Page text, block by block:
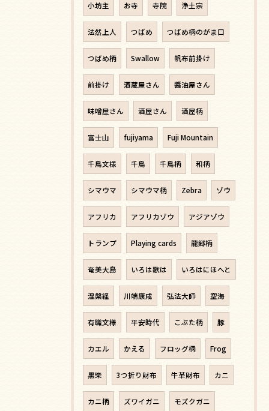
小坊主 お寺 寺院 浄土宗
法然上人 つばめ つばめ柄のがま口
つばめ柄 Swallow 帆布前掛け
前掛け 酒蔵屋さん 醬油屋さん
味噌屋さん 酒屋さん 酒屋柄
富士山 fujiyama Fuji Mountain
千鳥文様 千鳥 千鳥柄 和柄
シマウマ シマウマ柄 Zebra ゾウ
アフリカ アフリカゾウ アジアゾウ
トランプ Playing cards 龍郷柄
奄美大島 いろは歌は いろはにほへと
涅槃経 川端康成 弘法大師 空海
有職文様 平安時代 こぶた柄 豚
カエル かえる フロッグ柄 Frog
黒柴 3つ折り財布 牛革財布 カニ
カニ柄 ズワイガニ モズクガニ